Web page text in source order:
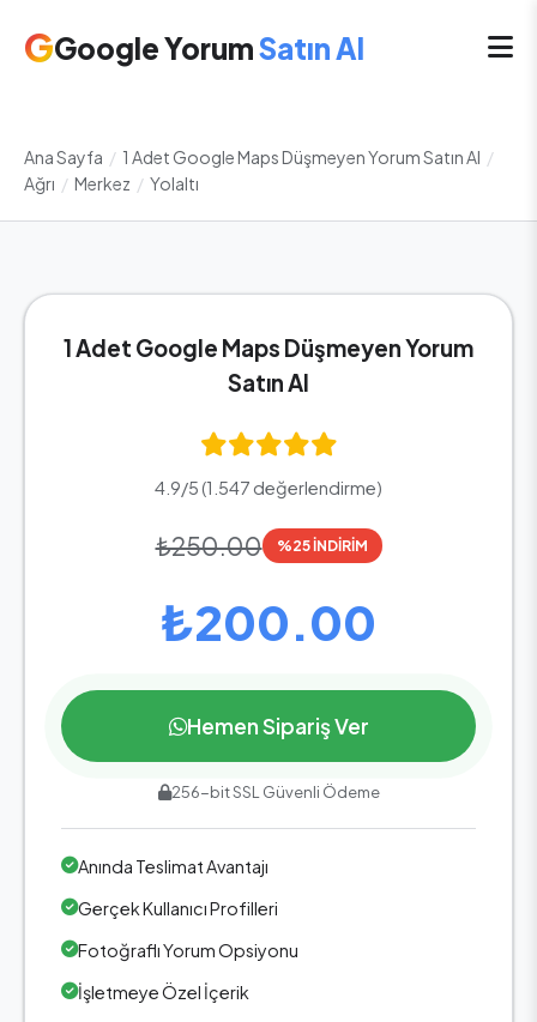
GGoogle YorumSatın Al
Ana Sayfa / 1 Adet Google Maps Düşmeyen Yorum Satın Al /
Ağrı / Merkez / Yolaltı
1 Adet Google Maps Düşmeyen Yorum
Satın Al
4.9/5 (1.547 değerlendirme)
₺250.00 %25 İNDİRİM
₺200.00
Hemen Sipariş Ver
256-bit SSL Güvenli Ödeme
Anında Teslimat Avantajı
Gerçek Kullanıcı Profilleri
Fotoğraflı Yorum Opsiyonu
İşletmeye Özel İçerik